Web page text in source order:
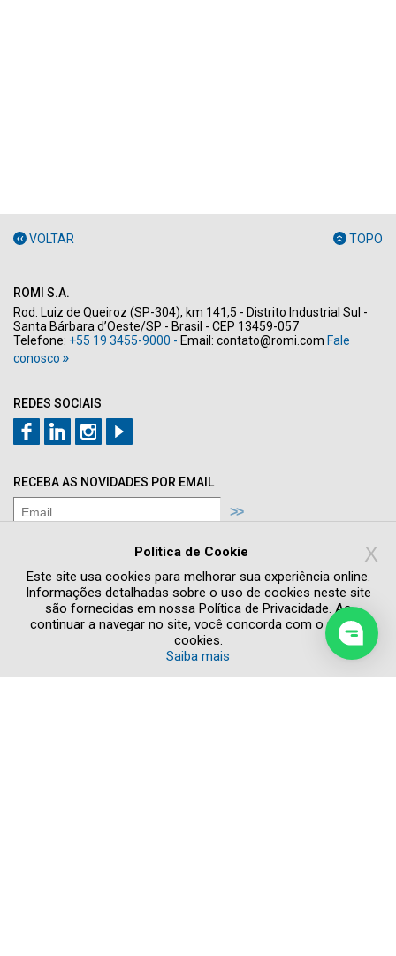
VOLTAR TOPO
REDES SOCIAIS
ROMI S.A.
Rod. Luiz de Queiroz (SP-304), km 141,5 - Distrito Industrial Sul -
Santa Bárbara d’Oeste/SP - Brasil - CEP 13459-057
Telefone: +55 19 3455-9000 - Email: contato@romi.com Fale
conosco
RECEBA AS NOVIDADES POR EMAIL
Quero receber novidades e promoções
Política de Cookie X
Este site usa cookies para melhorar sua experiência online.
Informações detalhadas sobre o uso de cookies neste site
são fornecidas em nossa Política de Privacidade. Ao
continuar a navegar no site, você concorda com o uso de
cookies.
Saiba mais